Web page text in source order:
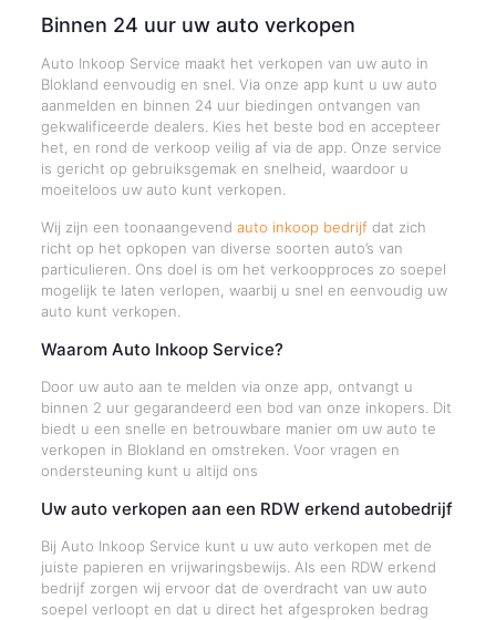
Binnen 24 uur uw auto verkopen
Auto Inkoop Service maakt het verkopen van uw auto in
Blokland eenvoudig en snel. Via onze app kunt u uw auto
aanmelden en binnen 24 uur biedingen ontvangen van
gekwalificeerde dealers. Kies het beste bod en accepteer
het, en rond de verkoop veilig af via de app. Onze service
is gericht op gebruiksgemak en snelheid, waardoor u
moeiteloos uw auto kunt verkopen.
Wij zijn een toonaangevend auto inkoop bedrijfdat zich
richt op het opkopen van diverse soorten auto’s van
particulieren. Ons doel is om het verkoopproces zo soepel
mogelijk te laten verlopen, waarbij u snel en eenvoudig uw
auto kunt verkopen.
Waarom Auto Inkoop Service?
Door uw auto aan te melden via onze app, ontvangt u
binnen 2 uur gegarandeerd een bod van onze inkopers. Dit
biedt u een snelle en betrouwbare manier om uw auto te
verkopen in Blokland en omstreken. Voor vragen en
ondersteuning kunt u altijd ons
Uw auto verkopen aan een RDW erkend autobedrijf
Bij Auto Inkoop Service kunt u uw auto verkopen met de
juiste papieren en vrijwaringsbewijs. Als een RDW erkend
bedrijf zorgen wij ervoor dat de overdracht van uw auto
soepel verloopt en dat u direct het afgesproken bedrag